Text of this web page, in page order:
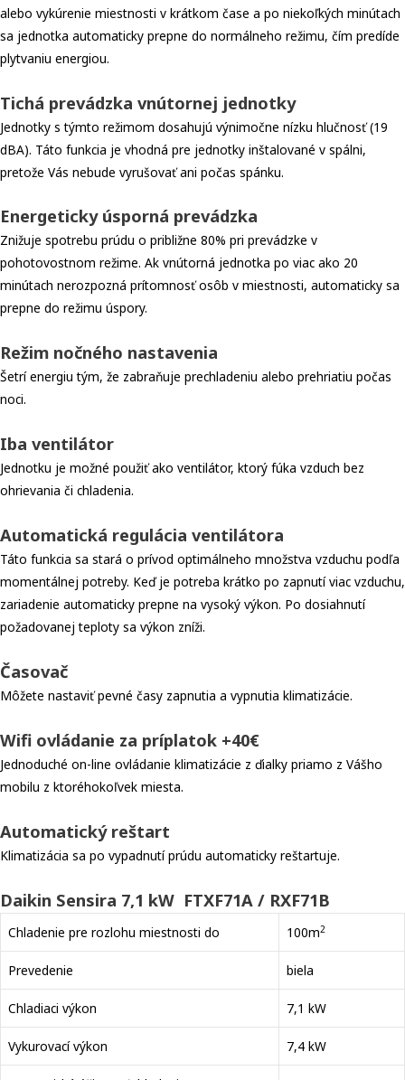
alebo vykúrenie miestnosti v krátkom čase a po niekoľkých minútach
sa jednotka automaticky prepne do normálneho režimu, čím predíde
plytvaniu energiou.
Tichá prevádzka vnútornej jednotky
Jednotky s týmto režimom dosahujú výnimočne nízku hlučnosť (19
dBA). Táto funkcia je vhodná pre jednotky inštalované v spálni,
pretože Vás nebude vyrušovať ani počas spánku.
Energeticky úsporná prevádzka
Znižuje spotrebu prúdu o približne 80% pri prevádzke v
pohotovostnom režime. Ak vnútorná jednotka po viac ako 20
minútach nerozpozná prítomnosť osôb v miestnosti, automaticky sa
prepne do režimu úspory.
Režim nočného nastavenia
Šetrí energiu tým, že zabraňuje prechladeniu alebo prehriatiu počas
noci.
Iba ventilátor
Jednotku je možné použiť ako ventilátor, ktorý fúka vzduch bez
ohrievania či chladenia.
Automatická regulácia ventilátora
Táto funkcia sa stará o prívod optimálneho množstva vzduchu podľa
momentálnej potreby. Keď je potreba krátko po zapnutí viac vzduchu,
zariadenie automaticky prepne na vysoký výkon. Po dosiahnutí
požadovanej teploty sa výkon zníži.
Časovač
Môžete nastaviť pevné časy zapnutia a vypnutia klimatizácie.
Wifi ovládanie za príplatok +40€
Jednoduché on-line ovládanie klimatizácie z ďialky priamo z Vášho
mobilu z ktoréhokoľvek miesta.
Automatický reštart
Klimatizácia sa po vypadnutí prúdu automaticky reštartuje.
Daikin Sensira 7,1 kW FTXF71A / RXF71B
Chladenie pre rozlohu miestnosti do 100m2
Prevedenie biela
Chladiaci výkon 7,1 kW
Vykurovací výkon 7,4 kW